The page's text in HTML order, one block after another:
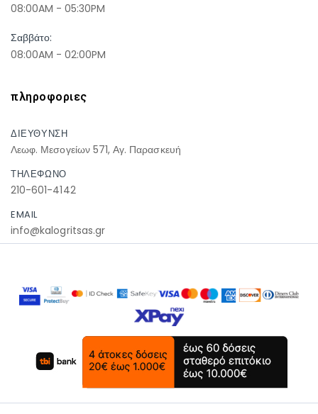
08:00AM - 05:30PM
Σαββάτο:
08:00AM - 02:00PM
πληροφοριες
ΔΙΕΥΘΥΝΣΗ
Λεωφ. Μεσογείων 571, Αγ. Παρασκευή
ΤΗΛΕΦΩΝΟ
210-601-4142
EMAIL
info@kalogritsas.gr